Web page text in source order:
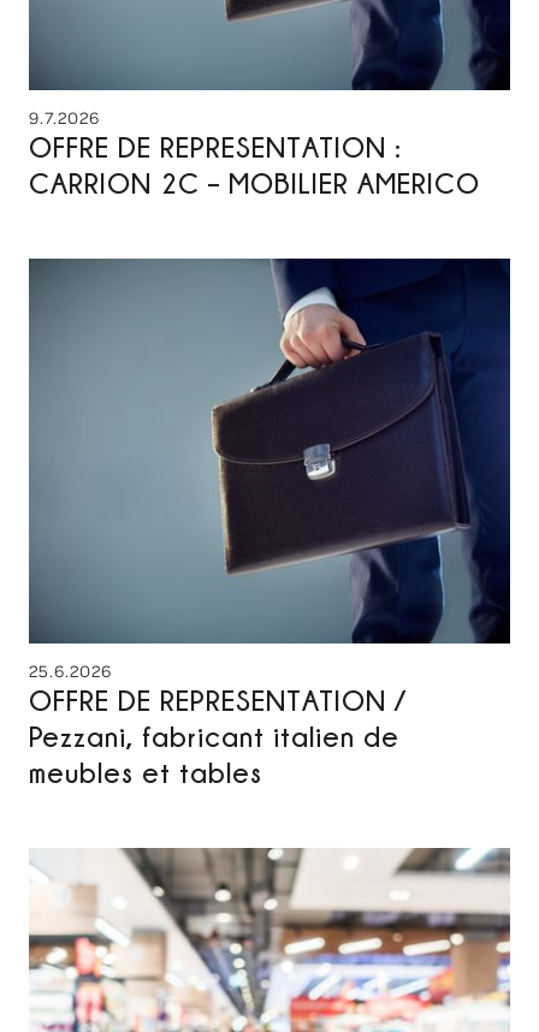
9.7.2026
OFFRE DE REPRESENTATION :
CARRION 2C – MOBILIER AMERICO
25.6.2026
OFFRE DE REPRESENTATION /
Pezzani, fabricant italien de
meubles et tables